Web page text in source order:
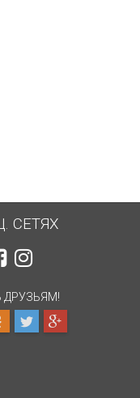
СЕТЯХ
ДРУЗЬЯМ!